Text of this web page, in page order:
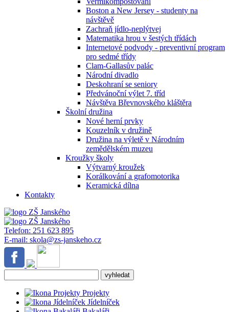
Boston a New Jersey - studenty na
návštěvě
Zachraň jídlo-neplýtvej
Matematika hrou v šestých třídách
Internetové podvody - preventivní program
pro sedmé třídy
Clam-Gallasův palác
Národní divadlo
Deskohraní se seniory
Předvánoční výlet 7. tříd
Návštěva Břevnovského kláštěra
Školní družina
Nové herní prvky
Kouzelník v družině
Družina na výletě v Národním
zemědělském muzeu
Kroužky školy
Výtvarný kroužek
Korálkování a grafomotorika
Keramická dílna
Kontakty
Telefon: 251 623 895
E-mail: skola@zs-janskeho.cz
Projekty
Jídelníček